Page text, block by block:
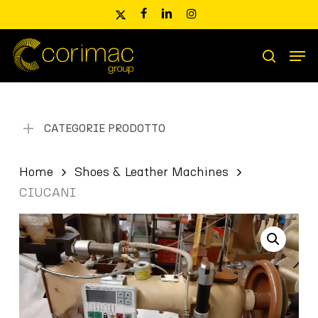
main
content
x-
facebooklinkedininstagram
Ricerca
prodotti
search
CATEGORIE PRODOTTO
Home
Shoes & Leather Machines
CIUCANI